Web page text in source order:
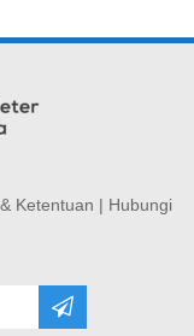
Ketentuan | Hubungi